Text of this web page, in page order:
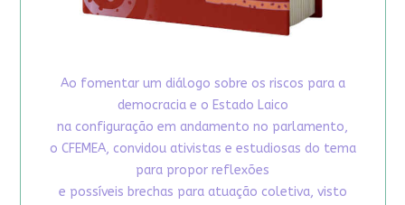
Ao fomentar um diálogo sobre os riscos para a
democracia e o Estado Laico
na configuração em andamento no parlamento,
o CFEMEA, convidou ativistas e estudiosas do tema
para propor reflexões
e possíveis brechas para atuação coletiva, visto